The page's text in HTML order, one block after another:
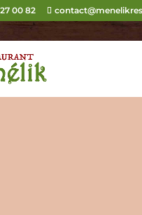
00 82
: L’Éthiopie